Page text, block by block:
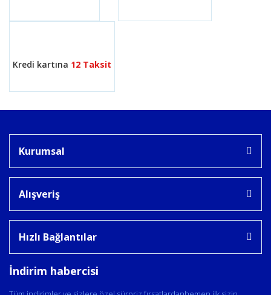
Kredi kartına 12 Taksit
Kurumsal
Alışveriş
Hızlı Bağlantılar
İndirim habercisi